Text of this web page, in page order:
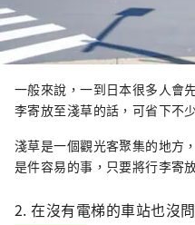
一般來說，一到日本很多人會
李寄放至淺草的話，可省下不
淺草是一個觀光客聚集的地方
是件容易的事，只要將行李寄
2. 在沒有電梯的車站也沒